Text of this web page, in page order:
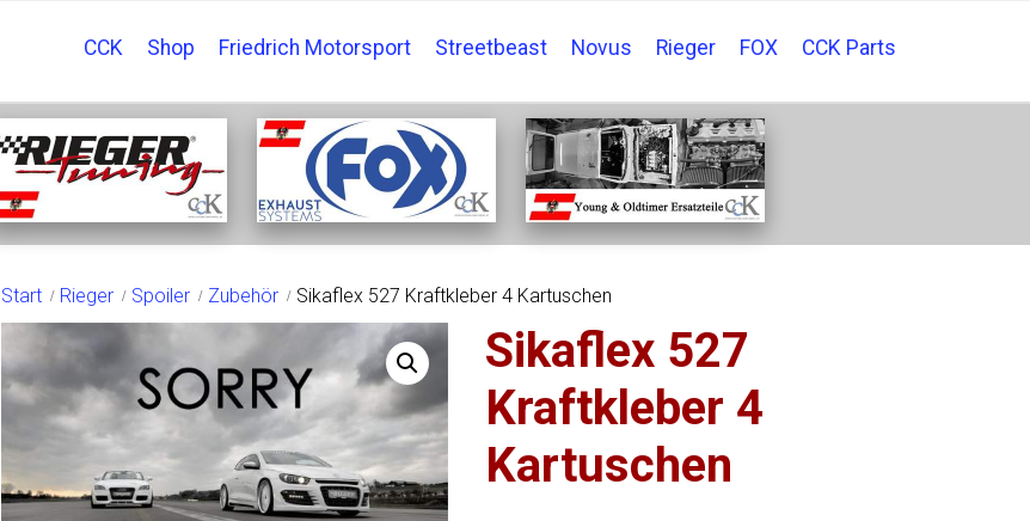
CCK Shop Friedrich Motorsport Streetbeast Novus Rieger FOX CCK Parts
SHOP
Start Rieger Spoiler Zubehör Sikaflex 527 Kraftkleber 4 Kartuschen
Sikaflex 527
Kraftkleber 4
Kartuschen